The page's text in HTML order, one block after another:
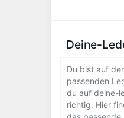
Deine-
Du bist auf
passenden
du auf deine-
richtig. Hier